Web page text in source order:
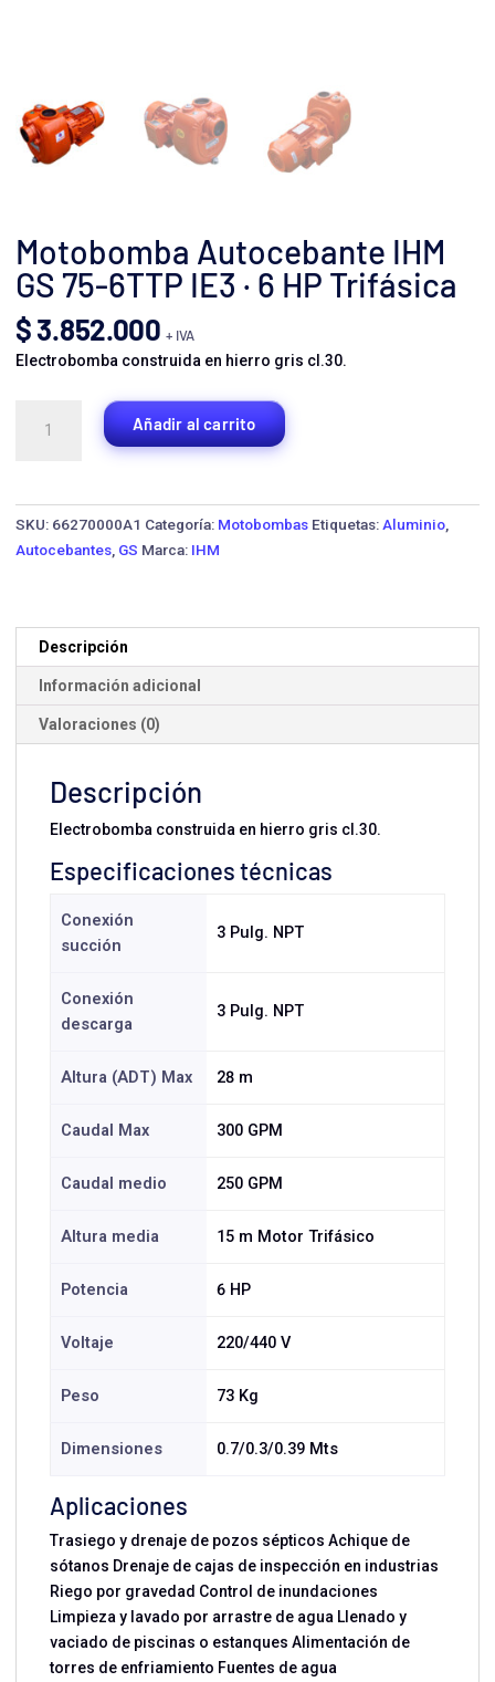
Motobomba Autocebante IHM
GS 75-6TTP IE3 · 6 HP Trifásica
$3.852.000 + IVA
Electrobomba construida en hierro gris cl.30.
Autocebante
Trifásica
cantidad
Añadir al carrito
SKU: 66270000A1 Categoría: Motobombas Etiquetas: Aluminio
Autocebantes GS Marca: IHM
Descripción
Información adicional
Valoraciones (0)
Descripción
Electrobomba construida en hierro gris cl.30.
Especificaciones técnicas
Conexión
succión
3 Pulg. NPT
Conexión
descarga
3 Pulg. NPT
Altura (ADT) Max 28 m
Caudal Max 300 GPM
Caudal medio 250 GPM
Altura media 15 m Motor Trifásico
Potencia 6 HP
Voltaje 220/440 V
Peso 73 Kg
Dimensiones 0.7/0.3/0.39 Mts
Aplicaciones
Trasiego y drenaje de pozos sépticos Achique de
sótanos Drenaje de cajas de inspección en industrias
Riego por gravedad Control de inundaciones
Limpieza y lavado por arrastre de agua Llenado y
vaciado de piscinas o estanques Alimentación de
torres de enfriamiento Fuentes de agua